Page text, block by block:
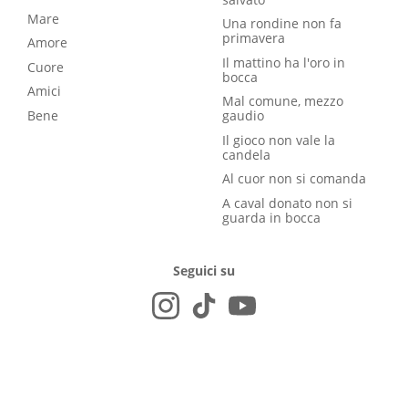
Mare
Amore
Cuore
Amici
Bene
Una rondine non fa
primavera
Il mattino ha l'oro in
bocca
Mal comune, mezzo
gaudio
Il gioco non vale la
candela
Al cuor non si comanda
A caval donato non si
guarda in bocca
Seguici su